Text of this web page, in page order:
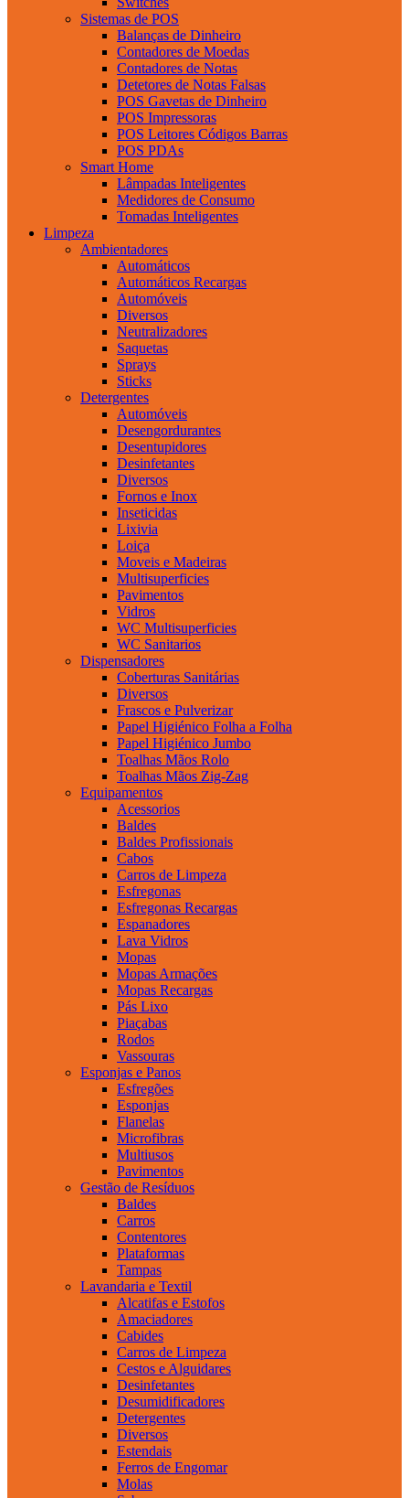
Sistemas de POS
Balanças de Dinheiro
Contadores de Moedas
Contadores de Notas
Detetores de Notas Falsas
POS Gavetas de Dinheiro
POS Impressoras
POS Leitores Códigos Barras
POS PDAs
Smart Home
Lâmpadas Inteligentes
Medidores de Consumo
Tomadas Inteligentes
Limpeza
Ambientadores
Automáticos
Automáticos Recargas
Automóveis
Diversos
Neutralizadores
Saquetas
Sprays
Sticks
Detergentes
Automóveis
Desengordurantes
Desentupidores
Desinfetantes
Diversos
Fornos e Inox
Inseticidas
Lixivia
Loiça
Moveis e Madeiras
Multisuperficies
Pavimentos
Vidros
WC Multisuperficies
WC Sanitarios
Dispensadores
Coberturas Sanitárias
Diversos
Frascos e Pulverizar
Papel Higiénico Folha a Folha
Papel Higiénico Jumbo
Toalhas Mãos Rolo
Toalhas Mãos Zig-Zag
Equipamentos
Acessorios
Baldes
Baldes Profissionais
Cabos
Carros de Limpeza
Esfregonas
Esfregonas Recargas
Espanadores
Lava Vidros
Mopas
Mopas Armações
Mopas Recargas
Pás Lixo
Piaçabas
Rodos
Vassouras
Esponjas e Panos
Esfregões
Esponjas
Flanelas
Microfibras
Multiusos
Pavimentos
Gestão de Resíduos
Baldes
Carros
Contentores
Plataformas
Tampas
Lavandaria e Textil
Alcatifas e Estofos
Amaciadores
Cabides
Carros de Limpeza
Cestos e Alguidares
Desinfetantes
Desumidificadores
Detergentes
Diversos
Estendais
Ferros de Engomar
Molas